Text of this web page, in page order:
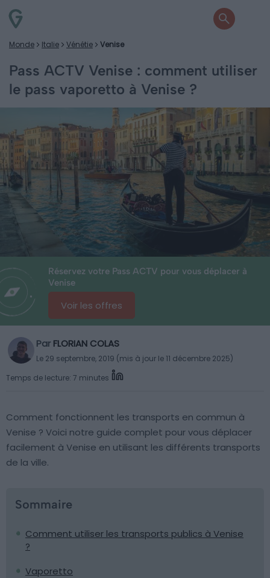
Monde Italie Vénétie Venise
Pass ACTV Venise : comment utiliser
le pass vaporetto à Venise ?
Réservez votre Pass ACTV pour vous déplacer à
Venise
Voir les offres
Par FLORIAN COLAS
Le 29 septembre, 2019 (mis à jour le 11 décembre 2025)
Temps de lecture: 7 minutes
Comment fonctionnent les transports en commun à
Venise ? Voici notre guide complet pour vous déplacer
facilement à Venise en utilisant les différents transports
de la ville.
Sommaire
Comment utiliser les transports publics à Venise
?
Vaporetto